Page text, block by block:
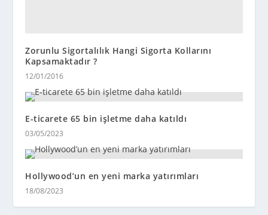
Zorunlu Sigortalılık Hangi Sigorta Kollarını
Kapsamaktadır ?
12/01/2016
E-ticarete 65 bin işletme daha katıldı
03/05/2023
Hollywood’un en yeni marka yatırımları
18/08/2023